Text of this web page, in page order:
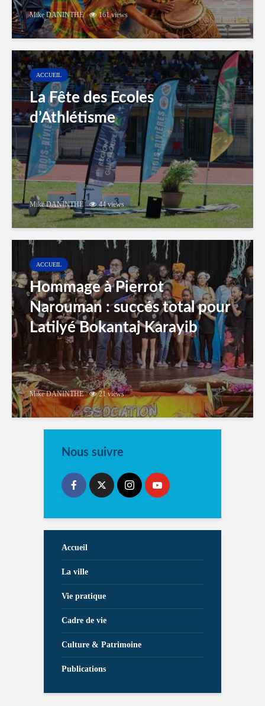
Mike DANINTHE 161 views
ACCUEIL
La Fête des Ecoles
d’Athlétisme
Mike DANINTHE 44 views
ACCUEIL
Hommage à Pierrot
Narouman : succés total pour
Latilyé Bokantaj Karayib
Mike DANINTHE 21 views
Nous suivre
Accueil
La ville
Vie pratique
Cadre de vie
Culture & Patrimoine
Publications